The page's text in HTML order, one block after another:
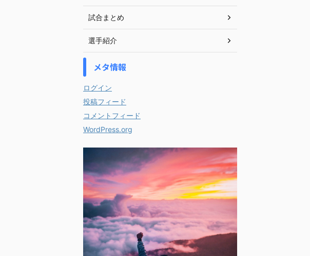
試合まとめ
選手紹介
メタ情報
ログイン
投稿フィード
コメントフィード
WordPress.org